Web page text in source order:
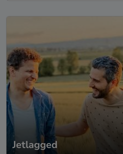
Jetlagged